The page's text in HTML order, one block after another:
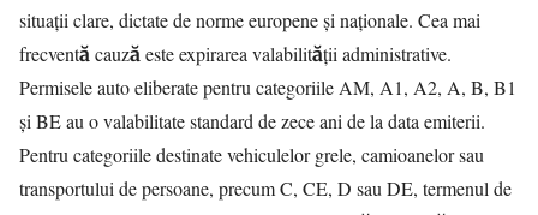
situații clare, dictate de norme europene și naționale. Cea mai
frecventă cauză este expirarea valabilității administrative.
Permisele auto eliberate pentru categoriile AM, A1, A2, A, B, B1
și BE au o valabilitate standard de zece ani de la data emiterii.
Pentru categoriile destinate vehiculelor grele, camioanelor sau
transportului de persoane, precum C, CE, D sau DE, termenul de